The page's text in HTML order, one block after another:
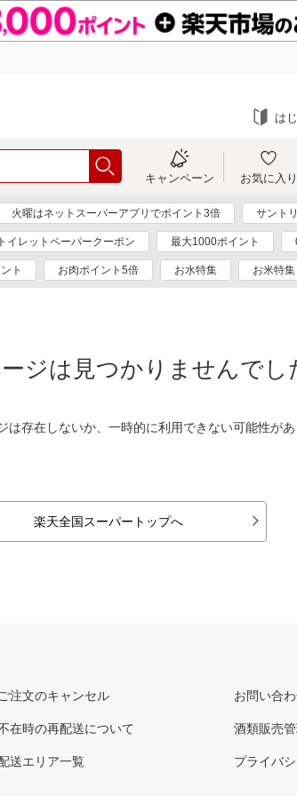
は
キャンペーン お気に入り
火曜はネットスーパーアプリでポイント3倍 サント
トイレットペーパークーポン 最大1000ポイント
ト お肉ポイント5倍 お水特集 お米特集
ジは見つかりませんでし
は存在しないか、一時的に利用できない可能性があ
楽天全国スーパートップへ
ご注文のキャンセル
在時の再配送について
送エリア一覧
お問い合
酒類販売
プライバ